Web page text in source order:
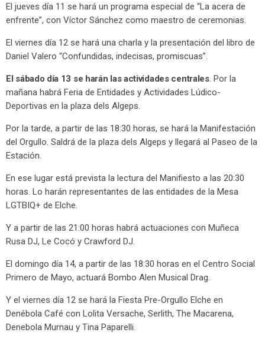
El jueves día 11 se hará un programa especial de “La acera de
enfrente”, con Víctor Sánchez como maestro de ceremonias.
El viernes día 12 se hará una charla y la presentación del libro de
Daniel Valero “Confundidas, indecisas, promiscuas”.
El sábado día 13 se harán las actividades centrales. Por la
mañana habrá Feria de Entidades y Actividades Lúdico-
Deportivas en la plaza dels Algeps.
Por la tarde, a partir de las 18:30 horas, se hará la Manifestación
del Orgullo. Saldrá de la plaza dels Algeps y llegará al Paseo de la
Estación.
En ese lugar está prevista la lectura del Manifiesto a las 20:30
horas. Lo harán representantes de las entidades de la Mesa
LGTBIQ+ de Elche.
Y a partir de las 21:00 horas habrá actuaciones con Muñeca
Rusa DJ, Le Cocó y Crawford DJ.
El domingo día 14, a partir de las 18:30 horas en el Centro Social
Primero de Mayo, actuará Bombo Alen Musical Drag.
Y el viernes día 12 se hará la Fiesta Pre-Orgullo Elche en
Denébola Café con Lolita Versache, Serlith, The Macarena,
Denebola Murnau y Tina Paparelli.